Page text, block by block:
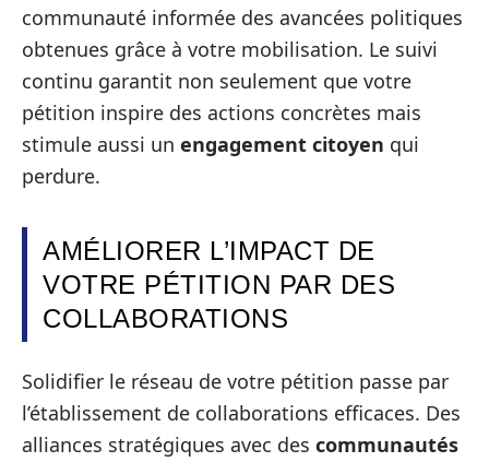
communauté informée des avancées politiques
obtenues grâce à votre mobilisation. Le suivi
continu garantit non seulement que votre
pétition inspire des actions concrètes mais
stimule aussi un engagement citoyen qui
perdure.
AMÉLIORER L’IMPACT DE
VOTRE PÉTITION PAR DES
COLLABORATIONS
Solidifier le réseau de votre pétition passe par
l’établissement de collaborations efficaces. Des
alliances stratégiques avec des communautés